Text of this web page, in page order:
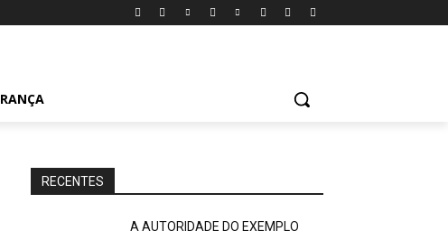
RECENTES
A AUTORIDADE DO EXEMPLO